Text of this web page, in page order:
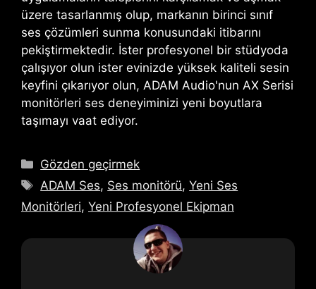
üzere tasarlanmış olup, markanın birinci sınıf
ses çözümleri sunma konusundaki itibarını
pekiştirmektedir. İster profesyonel bir stüdyoda
çalışıyor olun ister evinizde yüksek kaliteli sesin
keyfini çıkarıyor olun, ADAM Audio'nun AX Serisi
monitörleri ses deneyiminizi yeni boyutlara
taşımayı vaat ediyor.
Kategoriler
Gözden geçirmek
Etiketler
ADAM Ses, Ses monitörü,Yeni Ses
Monitörleri, Yeni Profesyonel Ekipman